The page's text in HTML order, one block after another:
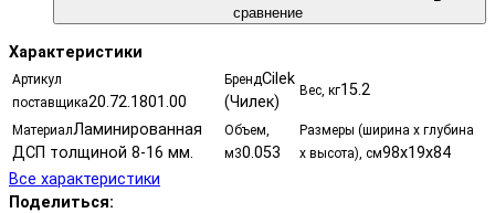
сравнение
Характеристики
Артикул
поставщика20.72.1801.00
БрендCilek
(Чилек)
Вес, кг15.2
МатериалЛаминированная
ДСП толщиной 8-16 мм.
Объем,
м30.053
Размеры (ширина х глубина
х высота), см98х19х84
Все характеристики
Поделиться: